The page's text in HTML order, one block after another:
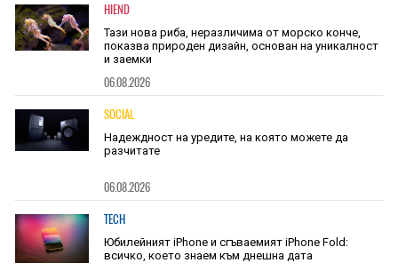
HIEND
Тази нова риба, неразличима от морско конче,
показва природен дизайн, основан на уникалност
и заемки
06.08.2026
SOCIAL
Надеждност на уредите, на която можете да
разчитате
06.08.2026
TECH
Юбилейният iPhone и сгъваемият iPhone Fold:
всичко, което знаем към днешна дата